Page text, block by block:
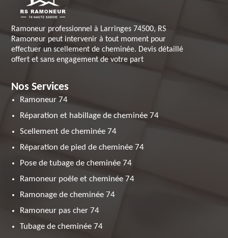
Ramoneur professionnel à Larringes 74500, RS
Ramoneur peut intervenir à tout moment pour
effectuer un scellement de cheminée. Devis détaillé
offert et sans engagement de votre part
Nos Services
Ramoneur 74
Réparation et habillage de cheminée 74
Scellement de cheminée 74
Réparation de pied de cheminée 74
Pose de tubage de cheminée 74
Ramoneur poêle et cheminée 74
Ramonage de cheminée 74
Ramoneur pas cher 74
Tubage de cheminée 74